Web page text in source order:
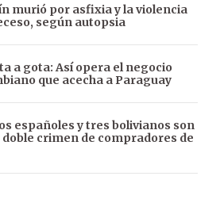
murió por asfixia y la violencia
según autopsia
a gota: Así opera el negocio
que acecha a Paraguay
españoles y tres bolivianos son
crimen de compradores de